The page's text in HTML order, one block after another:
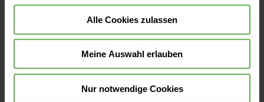
Alle Cookies zulassen
Meine Auswahl erlauben
Nur notwendige Cookies
Frauenmedizin
Wie läuft eine Brustverkleinerung ab?